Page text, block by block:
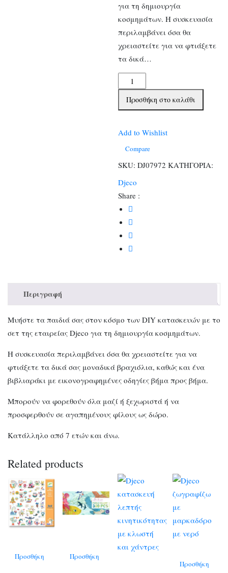
για τη δημιουργία
κοσμημάτων. Η συσκευασία
περιλαμβάνει όσα θα
χρειαστείτε για να φτιάξετε
τα δικά…
Djeco
DIY
Φτιάχνω
δικά
μου
&
Κομψά
ποσότητα
Προσθήκη στο καλάθι
Add to Wishlist
Compare
SKU: DJ07972 ΚΑΤΗΓΟΡΙΑ:
Djeco
Share :
Περιγραφή
Μυήστε τα παιδιά σας στον κόσμο των DIY κατασκευών με το
σετ της εταιρείας Djeco για τη δημιουργία κοσμημάτων.
Η συσκευασία περιλαμβάνει όσα θα χρειαστείτε για να
φτιάξετε τα δικά σας μοναδικά βραχιόλια, καθώς και ένα
βιβλιαράκι με εικονογραφημένες οδηγίες βήμα προς βήμα.
Μπορούν να φορεθούν όλα μαζί ή ξεχωριστά ή να
προσφερθούν σε αγαπημένους φίλους ως δώρο.
Κατάλληλο από 7 ετών και άνω.
Related products
Προσθήκη Προσθήκη
Προσθήκη